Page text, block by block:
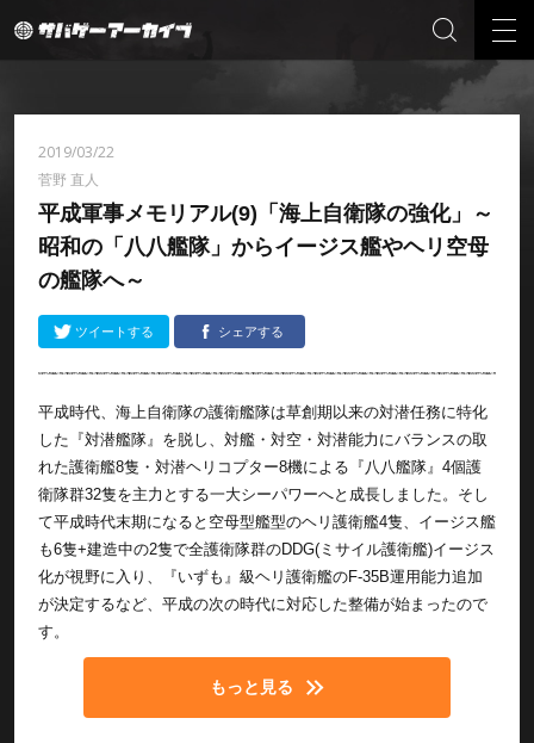
2019/03/22
菅野 直人
平成軍事メモリアル(9)「海上自衛隊の強化」～
昭和の「八八艦隊」からイージス艦やヘリ空母
の艦隊へ～
ツイートする シェアする
平成時代、海上自衛隊の護衛艦隊は草創期以来の対潜任務に特化
した『対潜艦隊』を脱し、対艦・対空・対潜能力にバランスの取
れた護衛艦8隻・対潜ヘリコプター8機による『八八艦隊』4個護
衛隊群32隻を主力とする一大シーパワーへと成長しました。そし
て平成時代末期になると空母型艦型のヘリ護衛艦4隻、イージス艦
も6隻+建造中の2隻で全護衛隊群のDDG(ミサイル護衛艦)イージス
化が視野に入り、『いずも』級ヘリ護衛艦のF-35B運用能力追加
が決定するなど、平成の次の時代に対応した整備が始まったので
す。
もっと見る